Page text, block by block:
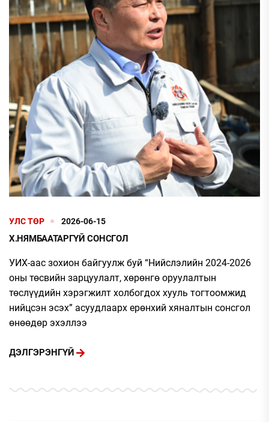
УЛС ТӨР 2026-06-15
Х.НЯМБААТАРГҮЙ СОНСГОЛ
УИХ-аас зохион байгуулж буй “Нийслэлийн 2024-2026
оны төсвийн зарцуулалт, хөрөнгө оруулалтын
төслүүдийн хэрэгжилт холбогдох хууль тогтоомжид
нийцсэн эсэх” асуудлаарх ерөнхий хяналтын сонсгол
өнөөдөр эхэллээ
ДЭЛГЭРЭНГҮЙ